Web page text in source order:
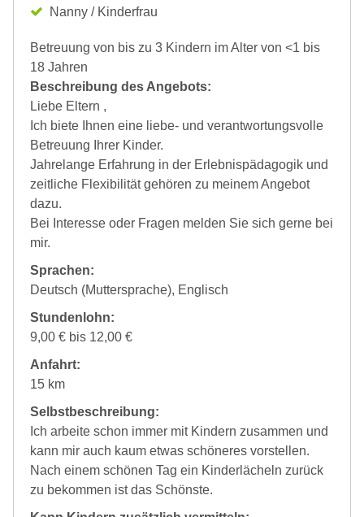
Nanny / Kinderfrau
Betreuung von bis zu 3 Kindern im Alter von <1 bis
18 Jahren
Beschreibung des Angebots:
Liebe Eltern ,
Ich biete Ihnen eine liebe- und verantwortungsvolle
Betreuung Ihrer Kinder.
Jahrelange Erfahrung in der Erlebnispädagogik und
zeitliche Flexibilität gehören zu meinem Angebot
dazu.
Bei Interesse oder Fragen melden Sie sich gerne bei
mir.
Sprachen:
Deutsch (Muttersprache), Englisch
Stundenlohn:
9,00 € bis 12,00 €
Anfahrt:
15 km
Selbstbeschreibung:
Ich arbeite schon immer mit Kindern zusammen und
kann mir auch kaum etwas schöneres vorstellen.
Nach einem schönen Tag ein Kinderlächeln zurück
zu bekommen ist das Schönste.